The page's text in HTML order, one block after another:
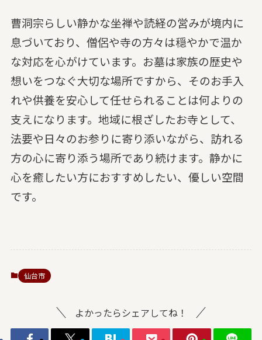
曹洞宗らしい静かな坐禅や読経の営みが境内に
息づいており、僧侶や寺の方々は穏やかで温か
な対応を心がけています。お墓は家族の歴史や
想いをつなぐ大切な場所ですから、そのお手入
れや供養を安心して任せられることは何よりの
支えになります。地域に根ざしたお寺として、
法要や日々のお参りに寄り添いながら、訪れる
方の心に寄り添う場所であり続けます。静かに
心を癒したい方におすすめしたい、優しい空間
です。
仙台市
よかったらシェアしてね！